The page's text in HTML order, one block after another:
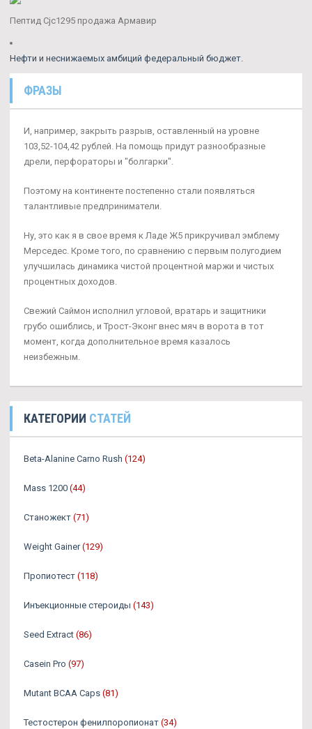
Пептид Cjc1295 продажа Армавир
Нефти и неснижаемых амбиций федеральный бюджет.
ФРАЗЫ
И, например, закрыть разрыв, оставленный на уровне
103,52-104,42 рублей. На помощь придут разнообразные
дрели, перфораторы и "болгарки".
Поэтому на континенте постепенно стали появляться
талантливые предприниматели.
Ну, это как я в свое время к Ладе Ж5 прикручивал эмблему
Мерседес. Кроме того, по сравнению с первым полугодием
улучшилась динамика чистой процентной маржи и чистых
процентных доходов.
Свежий Саймон исполнил угловой, вратарь и защитники
грубо ошиблись, и Трост-Эконг внес мяч в ворота в тот
момент, когда дополнительное время казалось
неизбежным.
КАТЕГОРИИ СТАТЕЙ
Beta-Alanine Carno Rush (124)
Mass 1200 (44)
Станожект (71)
Weight Gainer (129)
Пропиотест (118)
Инъекционные стероиды (143)
Seed Extract (86)
Casein Pro (97)
Mutant BCAA Caps (81)
Тестостерон фенилпоропионат (34)